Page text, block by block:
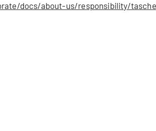
docs/about-us/responsibility/